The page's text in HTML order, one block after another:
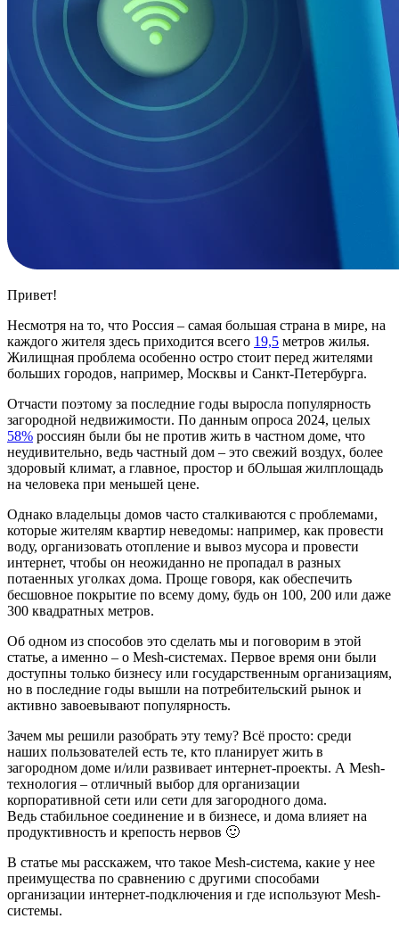
Привет!
Несмотря на то, что Россия – самая большая страна в мире, на
каждого жителя здесь приходится всего 19,5 метров жилья.
Жилищная проблема особенно остро стоит перед жителями
больших городов, например, Москвы и Санкт-Петербурга.
Отчасти поэтому за последние годы выросла популярность
загородной недвижимости. По данным опроса 2024, целых
58% россиян были бы не против жить в частном доме, что
неудивительно, ведь частный дом – это свежий воздух, более
здоровый климат, а главное, простор и бОльшая жилплощадь
на человека при меньшей цене.
Однако владельцы домов часто сталкиваются с проблемами,
которые жителям квартир неведомы: например, как провести
воду, организовать отопление и вывоз мусора и провести
интернет, чтобы он неожиданно не пропадал в разных
потаенных уголках дома. Проще говоря, как обеспечить
бесшовное покрытие по всему дому, будь он 100, 200 или даже
300 квадратных метров.
Об одном из способов это сделать мы и поговорим в этой
статье, а именно – о Mesh-системах. Первое время они были
доступны только бизнесу или государственным организациям,
но в последние годы вышли на потребительский рынок и
активно завоевывают популярность.
Зачем мы решили разобрать эту тему? Всё просто: среди
наших пользователей есть те, кто планирует жить в
загородном доме и/или развивает интернет-проекты. А Mesh-
технология – отличный выбор для организации
корпоративной сети или сети для загородного дома.
Ведь стабильное соединение и в бизнесе, и дома влияет на
продуктивность и крепость нервов 🙂
В статье мы расскажем, что такое Mesh-система, какие у нее
преимущества по сравнению с другими способами
организации интернет-подключения и где используют Mesh-
системы.